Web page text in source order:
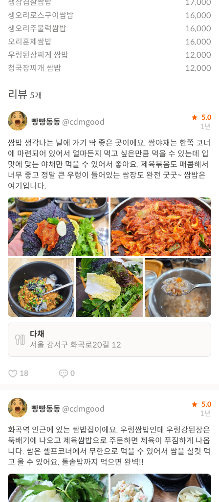
생오리로스구이쌈밥
16,000
생오리주물럭쌈밥
16,000
오리훈제쌈밥
16,000
우렁된장찌게 쌈밥
12,000
청국장찌개 쌈밥
12,000
리뷰 5개
빵빵동동 @cdmgood 5.0
1년
쌈밥 생각나는 날에 가기 딱 좋은 곳이에요. 쌈야채는 한쪽 코너
에 마련되어 있어서 얼마든지 먹고 싶은만큼 먹을 수 있는데 입
맛에 맞는 야채만 먹을 수 있어서 좋아요. 제육볶음도 매콤해서
너무 좋고 정말 큰 우렁이 들어있는 쌈장도 완전 굿굿~ 쌈밥은
여기입니다.
다채
서울 강서구 화곡로20길 12
18 0
빵빵동동 @cdmgood 5.0
1년
화곡역 인근에 있는 쌈밥집이에요. 우렁쌈밥인데 우렁강된장은
뚝배기에 나오고 제육쌈밥으로 주문하면 제육이 푸짐하게 나옵
니다. 쌈은 셀프코너에서 무한으로 먹을 수 있어서 쌈을 실컷 먹
고 올 수 있어요. 돌솥밥까지 먹으면 완벽!!